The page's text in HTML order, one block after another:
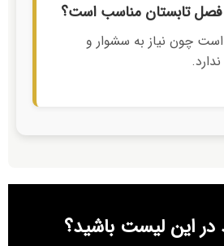
فصل تابستان مناسب است؟
چون نیاز به سشوار و
این لیست باشید؟